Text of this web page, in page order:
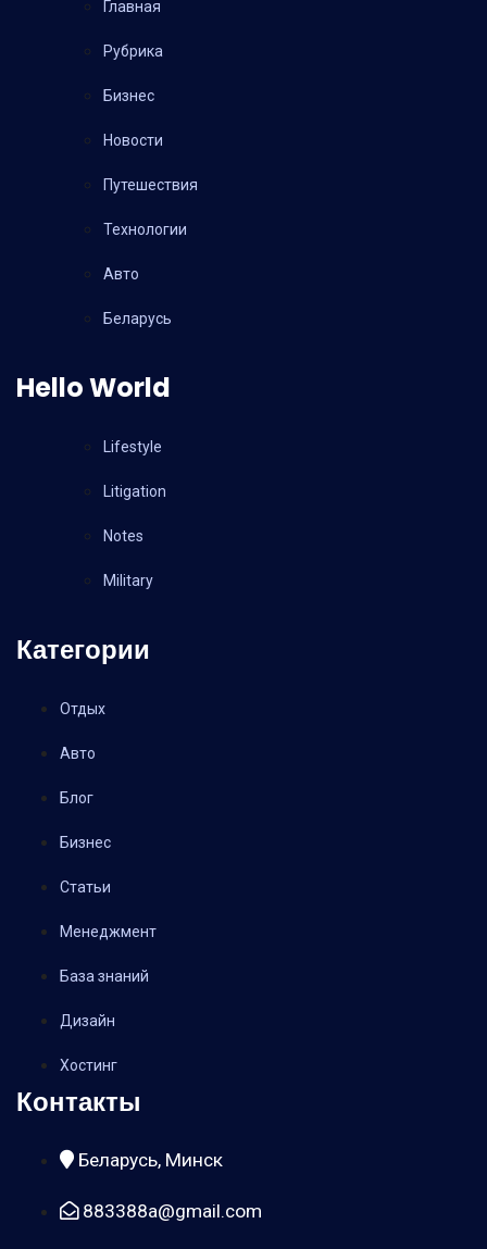
Главная
Рубрика
Бизнес
Новости
Путешествия
Технологии
Авто
Беларусь
Hello World
Lifestyle
Litigation
Notes
Military
Категории
Отдых
Авто
Блог
Бизнес
Статьи
Менеджмент
База знаний
Дизайн
Хостинг
Контакты
Беларусь, Минск
883388a@gmail.com